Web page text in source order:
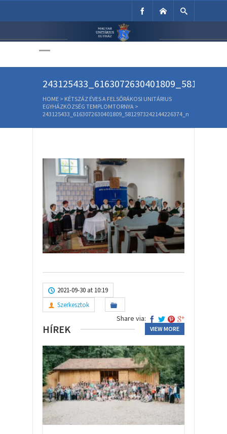
Unitárius Egyház
HOME > KÉTSZÁZ ÉVES A FELSŐRÁKOSI UNITÁRIUS
EGYHÁZKÖZSÉG TEMPLOMTORNYA >
243125433_6163072630401809_5812973242144226374_n
2021-09-30 at 10:19
Szerkesztok
Share via:
HÍREK VIEW MORE